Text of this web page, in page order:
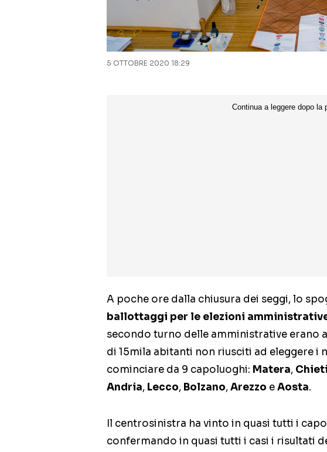
5 OTTOBRE 2020 18:29
A poche ore dalla chiusura dei seggi, lo
ballottaggi per le elezioni
secondo turno delle amministrative erano
di 15mila abitanti non riusciti ad eleggere i
cominciare da 9 capoluoghi: Matera, Chieti
Andria, Lecco, Bolzano,Arezzo eAosta.
Il centrosinistra ha vinto in quasi tutti i
confermando in quasi tutti i casi i risultati